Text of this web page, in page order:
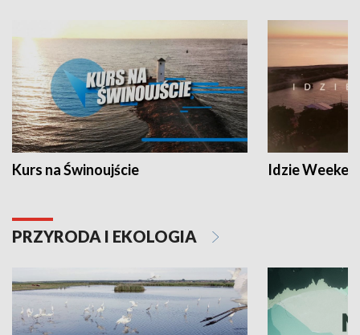
Kurs na Świnoujście Idzie
PRZYRODA I EKOLOGIA